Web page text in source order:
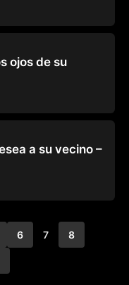
ojos de su
a su vecino –
6 7 8